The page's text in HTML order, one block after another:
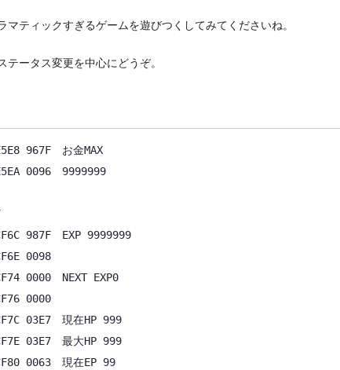
マティックすぎるゲームを遊びつくしてみてくださいね。
テータス変更を中心にどうぞ。
967F　お金MAX
0096　9999999
987F　EXP 9999999
0098
0000　NEXT EXP0
0000
03E7　現在HP 999
03E7　最大HP 999
0063　現在EP 99